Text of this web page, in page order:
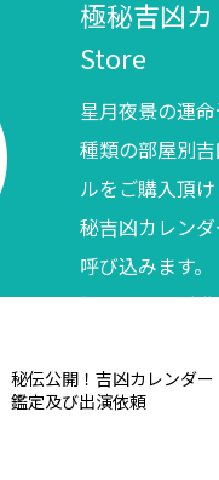
極秘吉凶
Store
星月夜景の運
種類の部屋別
ルをご購入頂
秘吉凶カレン
呼び込みます
調べてからご
秘伝公開！吉凶カレンダー
鑑定及び出演依頼